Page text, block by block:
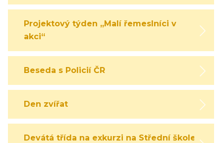
Projektový týden „Malí řemeslníci v
akci“
Beseda s Policií ČR
Den zvířat
Devátá třída na exkurzi na Střední škole